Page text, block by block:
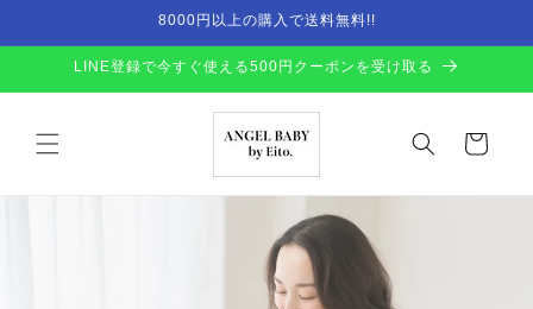
8000円以上の購入で送料無料!!
LINE登録で今すぐ使える500円クーポンを受け取る
Cart